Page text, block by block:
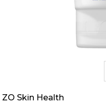
ZO Skin Health